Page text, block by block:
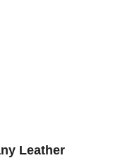
Leather